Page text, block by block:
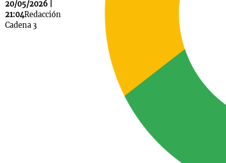
20/05/2026 |
21:04Redacción
Cadena 3